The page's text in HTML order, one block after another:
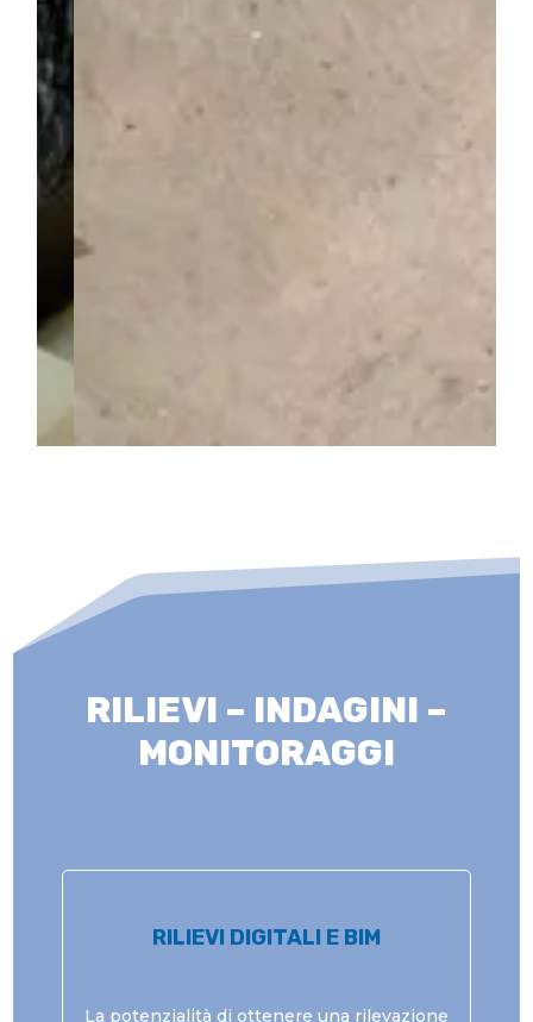
RILIEVI – INDAGINI –
MONITORAGGI
RILIEVI DIGITALI E BIM
La potenzialità di ottenere una rilevazione